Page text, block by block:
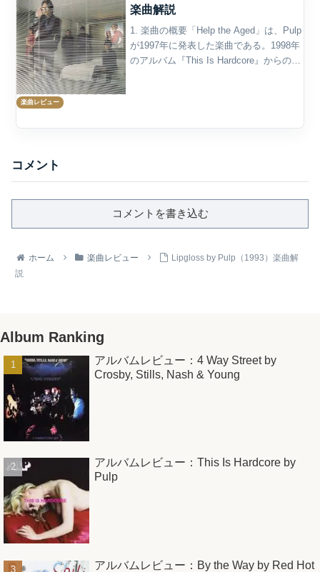
楽曲レビュー
楽曲解説
1. 楽曲の概要「Help the Aged」は、Pulp
が1997年に発表した楽曲である。1998年
のアルバム『This Is Hardcore』からの先
コメント
コメントを書き込む
ホーム 楽曲レビュー
Lipgloss by Pulp（1993）楽曲解
説
Album Ranking
アルバムレビュー：4 Way Street by
Crosby, Stills, Nash & Young
アルバムレビュー：This Is Hardcore by
Pulp
アルバムレビュー：By the Way by Red Hot